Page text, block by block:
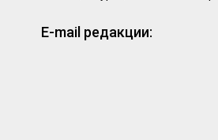
E-mail редакции: